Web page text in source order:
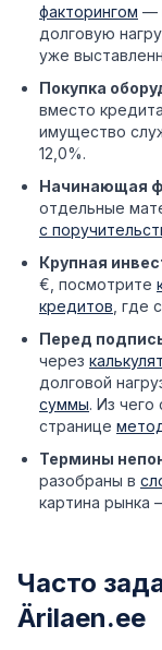
факторингом —
долговую
уже
Покупка
вместо
имущество
12,0%.
Начинающая
отдельные
с
Крупная
€, посмотрите
кредитов , где
Перед
через
долговой
суммы. Из
странице
Термины
разобраны в
картина рынка
Часто
Ärilaen.ee